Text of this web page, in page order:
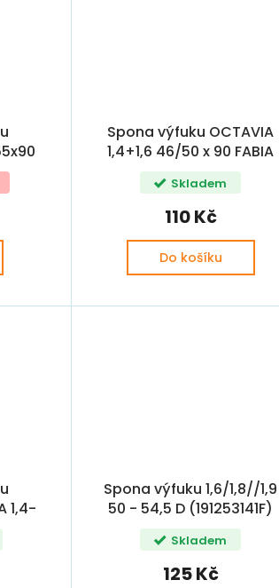
Spona výfuku OCTAVIA
1,4+1,6 46/50 x 90 FABIA
1,0/1,2/1,4 i přední
Skladem
110 Kč
Do košíku
1,4-
Spona výfuku 1,6/1,8//1,9
50 - 54,5 D (191253141F)
Skladem
125 Kč